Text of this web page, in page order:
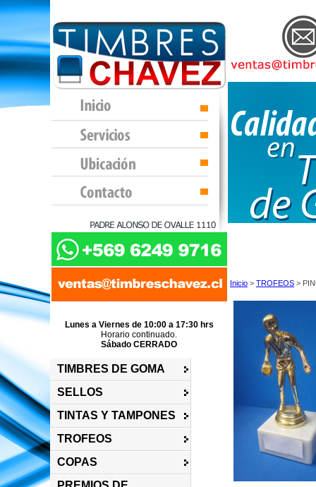
Lunes a Viernes de 10:00 a 17:30 hrs
Horario continuado.
Sábado CERRADO
TIMBRES DE GOMA
SELLOS
TINTAS Y TAMPONES
TROFEOS
COPAS
Inicio > TROFEOS >